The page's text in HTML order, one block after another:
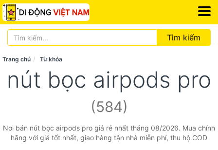
Tìm kiếm
Trang chủ Từ khóa
nút bọc airpods pro
(584)
Nơi bán nút bọc airpods pro giá rẻ nhất tháng 08/2026. Mua chính
hãng với giá tốt nhất, giao hàng tận nhà miễn phí, thu hộ COD